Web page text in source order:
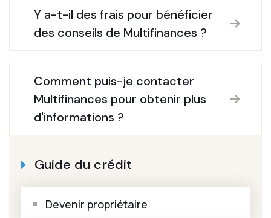
Y a-t-il des frais pour bénéficier
des conseils de Multifinances ?
Comment puis-je contacter
Multifinances pour obtenir plus
d'informations ?
Guide du crédit
Devenir propriétaire